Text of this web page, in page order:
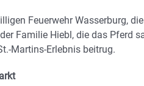
Feuerwehr Wasserburg,
Familie Hiebl, die das Pferd
Martins-Erlebnis beitrug.